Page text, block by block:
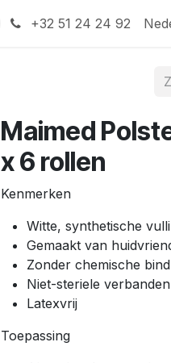
+32 51 24 24 92
Maimed
x 6 rollen
Kenmerken
Witte, synthetische
Gemaakt van
Zonder chemische
Niet-steriele
Latexvrij
Toepassing